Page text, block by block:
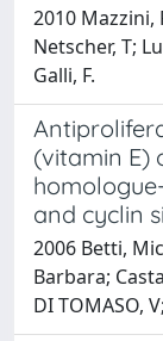
2010 Mazzini,
Netscher, T;
Galli, F.
(vitamin E)
and cyclin
2006 Betti,
Barbara;
DI TOMASO,